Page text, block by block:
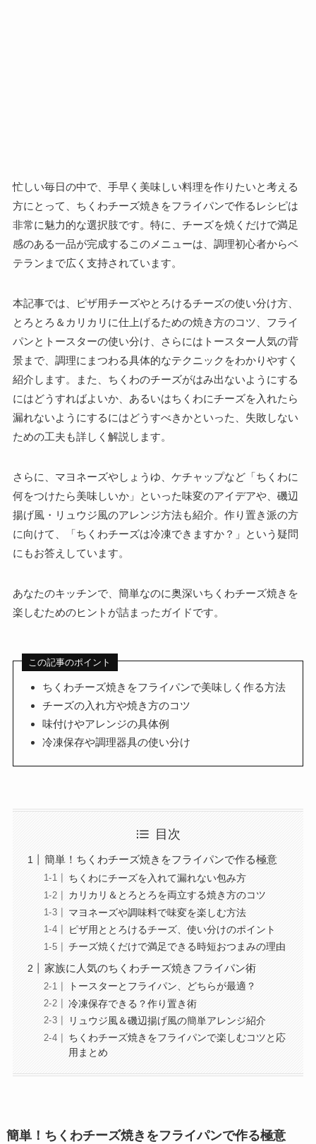
忙しい毎日の中で、手早く美味しい料理を作りたいと考える
方にとって、ちくわチーズ焼きをフライパンで作るレシピは
非常に魅力的な選択肢です。特に、チーズを焼くだけで満足
感のある一品が完成するこのメニューは、調理初心者からベ
テランまで広く支持されています。
本記事では、ピザ用チーズやとろけるチーズの使い分け方、
とろとろ＆カリカリに仕上げるための焼き方のコツ、フライ
パンとトースターの使い分け、さらにはトースター人気の背
景まで、調理にまつわる具体的なテクニックをわかりやすく
紹介します。また、ちくわのチーズがはみ出ないようにする
にはどうすればよいか、あるいはちくわにチーズを入れたら
漏れないようにするにはどうすべきかといった、失敗しない
ための工夫も詳しく解説します。
さらに、マヨネーズやしょうゆ、ケチャップなど「ちくわに
何をつけたら美味しいか」といった味変のアイデアや、磯辺
揚げ風・リュウジ風のアレンジ方法も紹介。作り置き派の方
に向けて、「ちくわチーズは冷凍できますか？」という疑問
にもお答えしています。
あなたのキッチンで、簡単なのに奥深いちくわチーズ焼きを
楽しむためのヒントが詰まったガイドです。
この記事のポイント
ちくわチーズ焼きをフライパンで美味しく作る方法
チーズの入れ方や焼き方のコツ
味付けやアレンジの具体例
冷凍保存や調理器具の使い分け
目次
簡単！ちくわチーズ焼きをフライパンで作る極意
ちくわにチーズを入れて漏れない包み方
カリカリ＆とろとろを両立する焼き方のコツ
マヨネーズや調味料で味変を楽しむ方法
ピザ用ととろけるチーズ、使い分けのポイント
チーズ焼くだけで満足できる時短おつまみの理由
家族に人気のちくわチーズ焼きフライパン術
トースターとフライパン、どちらが最適？
冷凍保存できる？作り置き術
リュウジ風＆磯辺揚げ風の簡単アレンジ紹介
ちくわチーズ焼きをフライパンで楽しむコツと応
用まとめ
簡単！ちくわチーズ焼きをフライパンで作る極意